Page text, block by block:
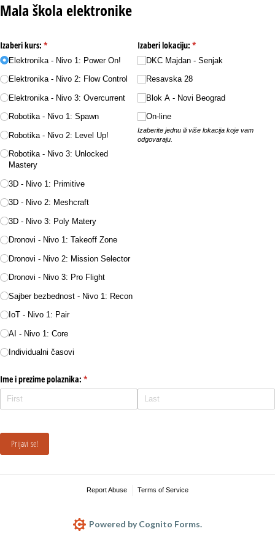
Mala škola elektronike
Izaberi kurs: *
(required)
Elektronika - Nivo 1: Power On!
Elektronika - Nivo 2: Flow Control
Elektronika - Nivo 3: Overcurrent
Robotika - Nivo 1: Spawn
Robotika - Nivo 2: Level Up!
Robotika - Nivo 3: Unlocked
Mastery
3D - Nivo 1: Primitive
3D - Nivo 2: Meshcraft
3D - Nivo 3: Poly Matery
Dronovi - Nivo 1: Takeoff Zone
Dronovi - Nivo 2: Mission Selector
Dronovi - Nivo 3: Pro Flight
Sajber bezbednost - Nivo 1: Recon
IoT - Nivo 1: Pair
AI - Nivo 1: Core
Individualni časovi
Izaberi lokaciju: *
(required)
DKC Majdan - Senjak
Resavska 28
Blok A - Novi Beograd
On-line
Izaberite jednu ili više lokacija koje vam
odgovaraju.
Ime i prezime polaznika: *
(required)
Prijavi se!
Report Abuse Terms of Service
Powered by Cognito Forms.